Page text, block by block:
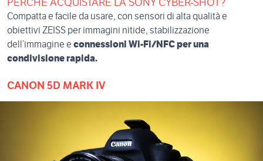
PERCHÉ ACQUISTARE LA SONY CYBER-SHOT?
Compatta e facile da usare, con sensori di alta qualità e
obiettivi ZEISS per immagini nitide, stabilizzazione
dell’immagine e connessioni Wi-Fi/NFC per una
condivisione rapida.
CANON 5D MARK IV